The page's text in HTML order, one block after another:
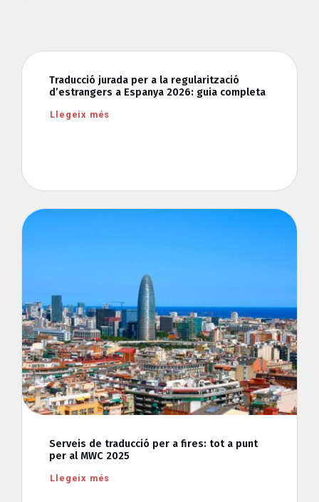
Traducció jurada per a la regularització
d’estrangers a Espanya 2026: guia completa
Llegeix més
Serveis de traducció per a fires: tot a punt
per al MWC 2025
Llegeix més